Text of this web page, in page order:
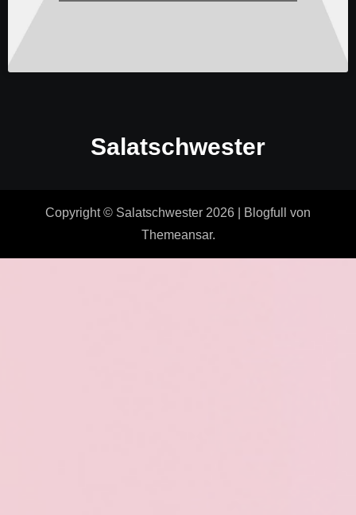
Salatschwester
Copyright © Salatschwester 2026 Blogfull
von
Themeansar.